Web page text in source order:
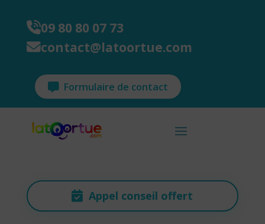
09 80 80 07 73
contact@latoortue.com
Formulaire de contact
Appel conseil offert